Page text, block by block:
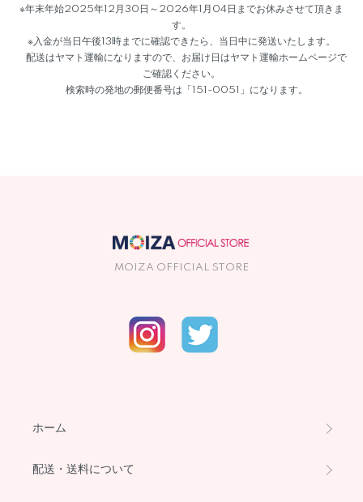
※年末年始2025年12月30日～2026年1月04日までお休みさせて頂きま
す。
※入金が当日午後13時までに確認できたら、当日中に発送いたします。
配送はヤマト運輸になりますので、お届け日はヤマト運輸ホームページで
ご確認ください。
検索時の発地の郵便番号は「151-0051」になります。
MOIZA OFFICIAL STORE
ホーム
配送・送料について